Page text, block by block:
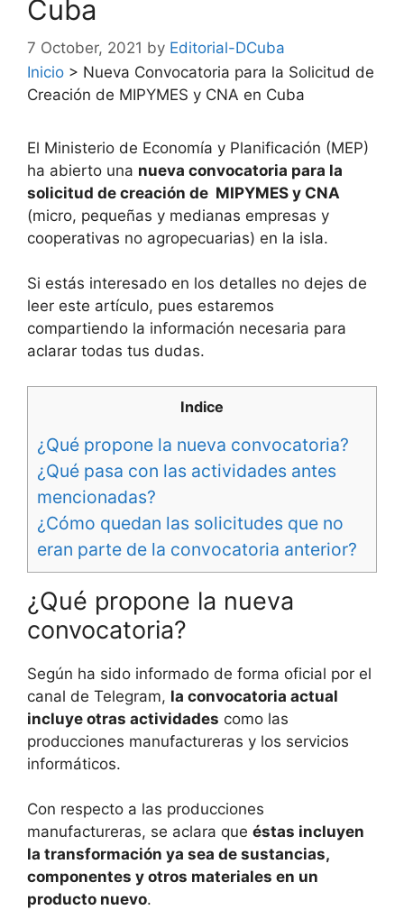
Cuba
7 October, 2021 by Editorial-DCuba
Inicio > Nueva Convocatoria para la Solicitud de
Creación de MIPYMES y CNA en Cuba
El Ministerio de Economía y Planificación (MEP)
ha abierto una nueva convocatoria para la
solicitud de creación de MIPYMES y CNA
(micro, pequeñas y medianas empresas y
cooperativas no agropecuarias) en la isla.
Si estás interesado en los detalles no dejes de
leer este artículo, pues estaremos
compartiendo la información necesaria para
aclarar todas tus dudas.
Indice
¿Qué propone la nueva convocatoria?
¿Qué pasa con las actividades antes
mencionadas?
¿Cómo quedan las solicitudes que no
eran parte de la convocatoria anterior?
¿Qué propone la nueva
convocatoria?
Según ha sido informado de forma oficial por el
canal de Telegram, la convocatoria actual
incluye otras actividades como las
producciones manufactureras y los servicios
informáticos.
Con respecto a las producciones
manufactureras, se aclara que éstas incluyen
la transformación ya sea de sustancias,
componentes y otros materiales en un
producto nuevo.